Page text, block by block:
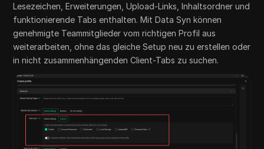
Lesezeichen, Erweiterungen, Upload-Links, Inhaltsordner und
funktionierende Tabs enthalten. Mit Data Syn können
genehmigte Teammitglieder vom richtigen Profil aus
weiterarbeiten, ohne das gleiche Setup neu zu erstellen oder
in nicht zusammenhängenden Client-Tabs zu suchen.